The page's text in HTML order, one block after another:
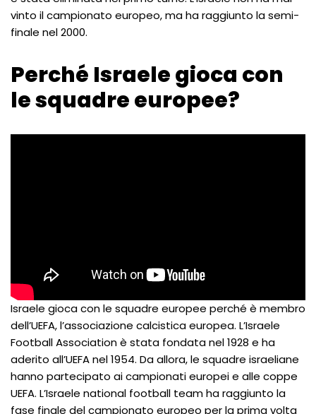
vinto il campionato europeo, ma ha raggiunto la semi-
finale nel 2000.
Perché Israele gioca con
le squadre europee?
Israele gioca con le squadre europee perché è membro
dell’UEFA, l’associazione calcistica europea. L’Israele
Football Association è stata fondata nel 1928 e ha
aderito all’UEFA nel 1954. Da allora, le squadre israeliane
hanno partecipato ai campionati europei e alle coppe
UEFA. L’Israele national football team ha raggiunto la
fase finale del campionato europeo per la prima volta